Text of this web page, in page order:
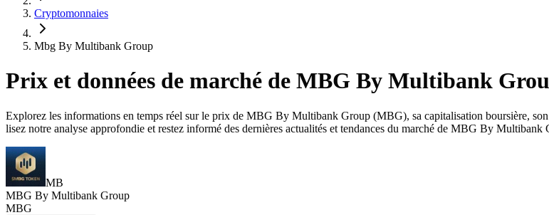
Cryptomonnaies
Mbg By Multibank Group
Prix et données de marché de MBG By Multibank
Explorez les informations en temps réel sur le prix de MBG By Multibank Group (MBG), sa capitalisation boursière,
lisez notre analyse approfondie et restez informé des dernières actualités et tendances du marché de MBG By Multibank
MB
MBG By Multibank Group
MBG